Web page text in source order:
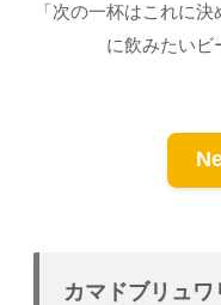
「次の一杯はこれに
に飲みたいビ
カマドブリュ